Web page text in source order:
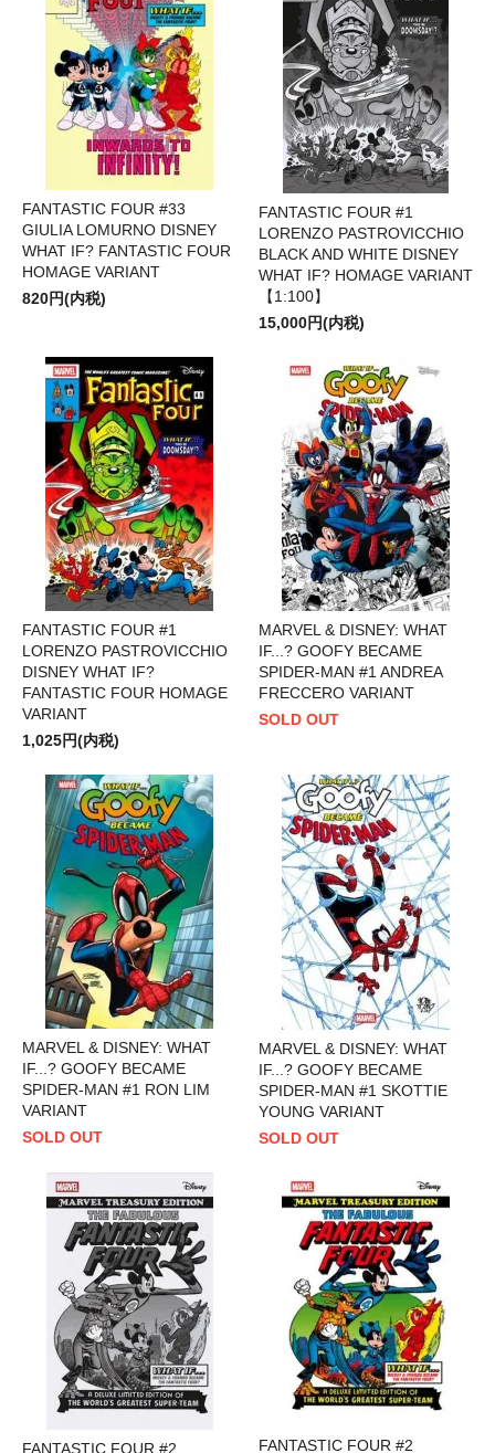
FANTASTIC FOUR #33
GIULIA LOMURNO DISNEY
WHAT IF? FANTASTIC FOUR
HOMAGE VARIANT
820円(内税)
FANTASTIC FOUR #1
LORENZO PASTROVICCHIO
BLACK AND WHITE DISNEY
WHAT IF? HOMAGE VARIANT
【1:100】
15,000円(内税)
FANTASTIC FOUR #1
LORENZO PASTROVICCHIO
DISNEY WHAT IF?
FANTASTIC FOUR HOMAGE
VARIANT
1,025円(内税)
MARVEL & DISNEY: WHAT
IF...? GOOFY BECAME
SPIDER-MAN #1 ANDREA
FRECCERO VARIANT
SOLD OUT
MARVEL & DISNEY: WHAT
IF...? GOOFY BECAME
SPIDER-MAN #1 RON LIM
VARIANT
SOLD OUT
MARVEL & DISNEY: WHAT
IF...? GOOFY BECAME
SPIDER-MAN #1 SKOTTIE
YOUNG VARIANT
SOLD OUT
FANTASTIC FOUR #2 FANTASTIC FOUR #2